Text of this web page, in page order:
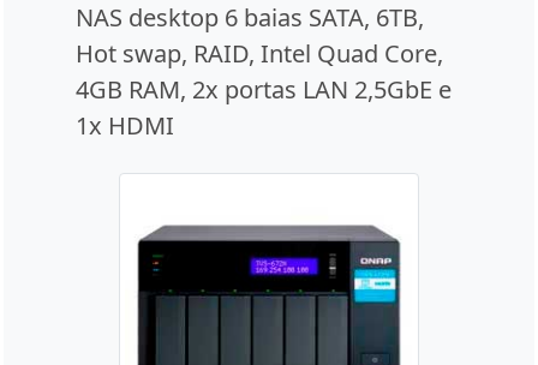
NAS desktop 6 baias SATA, 6TB,
Hot swap, RAID, Intel Quad Core,
4GB RAM, 2x portas LAN 2,5GbE e
1x HDMI